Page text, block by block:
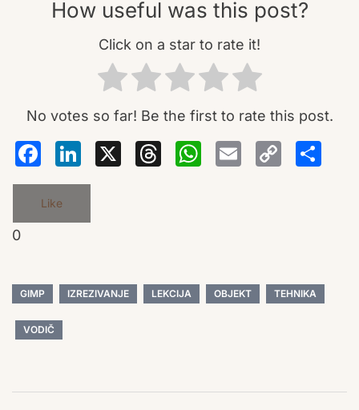
How useful was this post?
Click on a star to rate it!
No votes so far! Be the first to rate this post.
Facebook
LinkedIn
X Threads
Email
Like
0
GIMP IZREZIVANJE LEKCIJA OBJEKT TEHNIKA
VODIČ